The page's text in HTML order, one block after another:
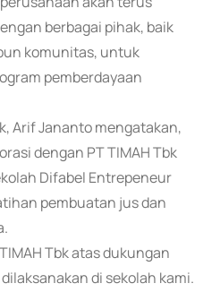
berbagai pihak, baik
komunitas, untuk
pemberdayaan
Arif Jananto mengatakan,
dengan PT TIMAH Tbk
Difabel Entrepeneur
pembuatan jus dan
Tbk atas dukungan
di sekolah kami.